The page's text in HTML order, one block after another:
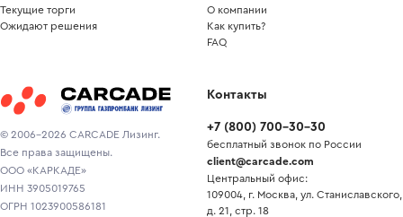
© 2006-2026 CARCADE Лизинг.
Все права защищены.
ООО «КАРКАДЕ»
ИНН 3905019765
ОГРН 1023900586181
Текущие торги
Ожидают решения
О компании
Как купить?
FAQ
Контакты
+7 (800) 700-30-30
бесплатный звонок по России
client@carcade.com
Центральный офис:
109004, г. Москва, ул. Станиславского,
д. 21, стр. 18